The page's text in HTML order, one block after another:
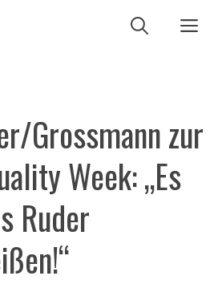
Grossmann zur
Week: „Es
Ruder